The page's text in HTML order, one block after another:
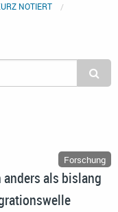
NOTIERT
Forschung
als bislang